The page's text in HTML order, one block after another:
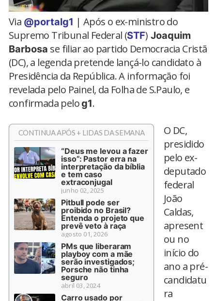
Via @portalg1 | Após o ex-ministro do
Supremo Tribunal Federal (STF) Joaquim
Barbosa se filiar ao partido Democracia Cristã
(DC), a legenda pretende lançá-lo candidato à
Presidência da República. A informação foi
revelada pelo Painel, da Folha de S.Paulo, e
confirmada pelog1.
CONTINUA APÓS + LIDAS DA SEMANA
“Deus me levou a fazer
isso”: Pastor erra na
interpretação da bíblia
e tem caso
extraconjugal
junho 02, 2025
Pitbull pode ser
proibido no Brasil?
Entenda o projeto que
prevê veto à raça
agosto 01, 2026
PMs que liberaram
playboy com a mãe
serão investigados;
Porsche não tinha
seguro
abril 03, 2024
Carro usado por
O DC,
presidido
pelo ex-
deputado
federal
João
Caldas,
apresent
ou no
início do
ano a pré-
candidatu
ra